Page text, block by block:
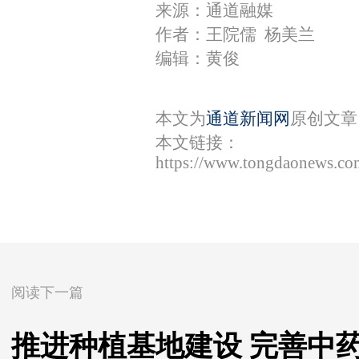
来源：通道融媒
作者：王院儒 杨美兰
编辑：黄俊
本文为通道新闻网 原创文
本文链接：
https://
阅读下一篇
推进种植基地建设 完善中